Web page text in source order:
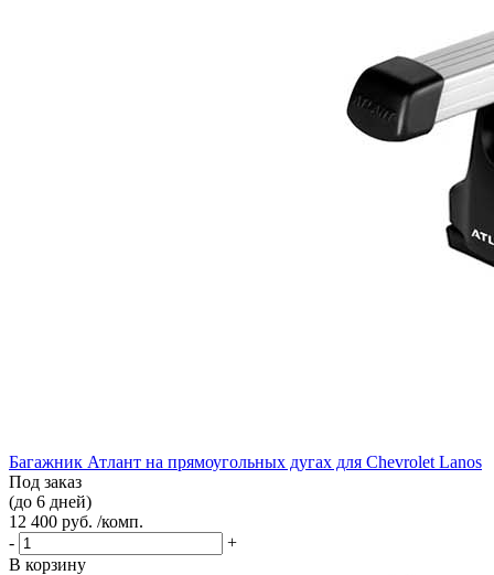
Багажник Атлант на прямоугольных дугах для Chevrolet Lanos
Под заказ
(до 6 дней)
12 400 руб. /комп.
-
+
В корзину